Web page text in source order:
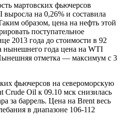
мартовских фьючерсов
на 0,26% и составила
образом, цена на нефть этой
поступательное
2013 года до стоимости в 92
нынешнего года цена на WTI
отметка — максимум с 3
фьючерсов на североморскую
Crude Oil к 09.10 мск снизилась
за баррель. Цена на Brent весь
в диапазоне 106-112